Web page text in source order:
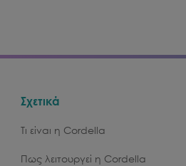
Σχετικά
Τι είναι η Cordella
Πως λειτουργεί η Cordella